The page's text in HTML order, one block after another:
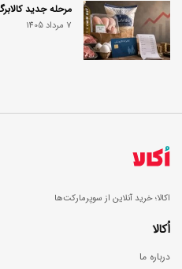
مرحله جدید
7 مرداد 1405
اکالا؛ خرید آنلاین از سوپرمارکت‌ها
اُکالا
درباره ما